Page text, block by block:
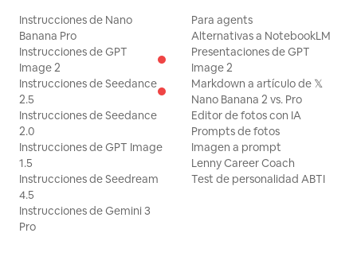
Instrucciones de Nano
Banana Pro
Instrucciones de GPT
Image 2
Instrucciones de Seedance
2.5
Instrucciones de Seedance
2.0
Instrucciones de GPT Image
1.5
Instrucciones de Seedream
4.5
Instrucciones de Gemini 3
Pro
Para agents
Alternativas a NotebookLM
Presentaciones de GPT
Image 2
Markdown a artículo de 𝕏
Nano Banana 2 vs. Pro
Editor de fotos con IA
Prompts de fotos
Imagen a prompt
Lenny Career Coach
Test de personalidad ABTI